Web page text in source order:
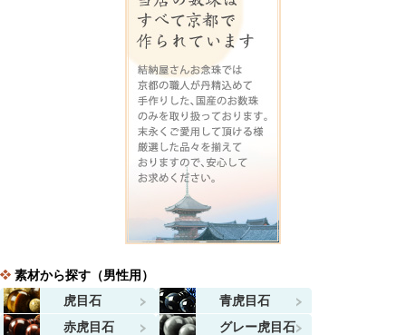
素材から探す（男性用）
虎目石
青虎目石
赤虎目石
グレー虎目石